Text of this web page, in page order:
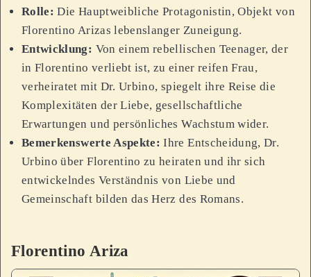
Rolle: Die Hauptweibliche Protagonistin, Objekt von
Florentino Arizas lebenslanger Zuneigung.
Entwicklung: Von einem rebellischen Teenager, der
in Florentino verliebt ist, zu einer reifen Frau,
verheiratet mit Dr. Urbino, spiegelt ihre Reise die
Komplexitäten der Liebe, gesellschaftliche
Erwartungen und persönliches Wachstum wider.
Bemerkenswerte Aspekte: Ihre Entscheidung, Dr.
Urbino über Florentino zu heiraten und ihr sich
entwickelndes Verständnis von Liebe und
Gemeinschaft bilden das Herz des Romans.
Florentino Ariza